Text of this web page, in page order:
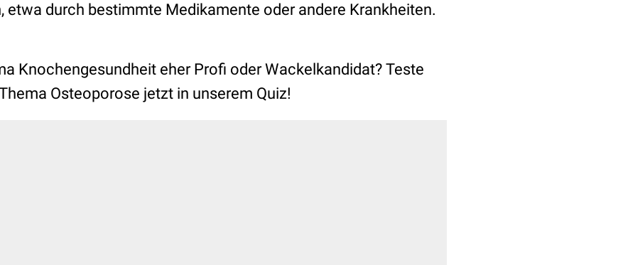
etwa durch bestimmte Medikamente oder andere Krankheiten.
Knochengesundheit eher Profi oder Wackelkandidat? Teste
Osteoporose jetzt in unserem Quiz!